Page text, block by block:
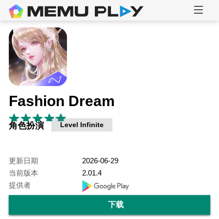
Fashion Dream
角色扮演 Level Infinite
更新日期
2026-06-29
当前版本
2.01.4
提供者
下载